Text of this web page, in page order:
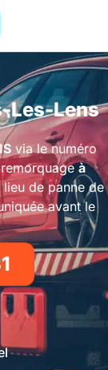
Les-Lens
via le numéro
à
de panne de
avant le